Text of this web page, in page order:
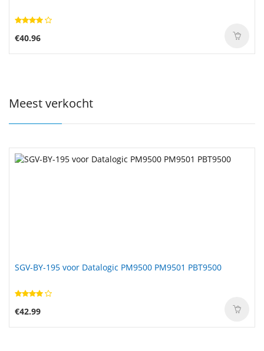
€40.96
Meest verkocht
SGV-BY-195 voor Datalogic PM9500 PM9501 PBT9500
€42.99